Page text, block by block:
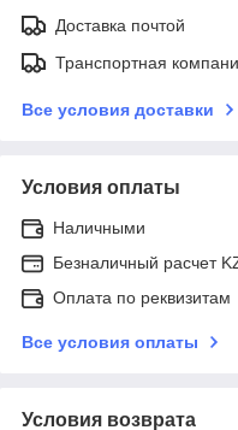
Доставка почтой
Транспортная
Все условия доставки
Условия оплаты
Наличными
Безналичный расчет
Оплата по реквизитам
Все условия оплаты
Условия возврата